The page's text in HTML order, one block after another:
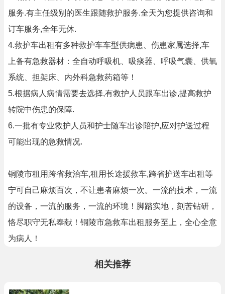
服务.有主任级别的医生跟随救护服务.全天为您提供咨询和
订车服务,全年无休.
4.救护车出租有多种救护车车型供病患、伤患家属选择,车
上备有急救器材：全自动呼吸机、吸痰器、呼吸气囊、供氧
系统、担架床、内外科急救药箱等！
5.根据病人病情需要去选择,有救护人员跟车出诊,提高救护
转院中伤患的保障.
6.一批有专业救护人员和护士随车出诊陪护,应对护送过程
可能出现的急救情况.
铜陵市租用跨省救治车,租用长途援救车,跨省护送车出租等
宁可自己麻烦百次，不让患者麻烦一次。一流的技术，一流
的设备，一流的服务，一流的环境！脚踏实地，刻苦钻研，
恪尽职守无私奉献！铜陵市急救车出租服务至上，全心全意
为病人！
相关推荐